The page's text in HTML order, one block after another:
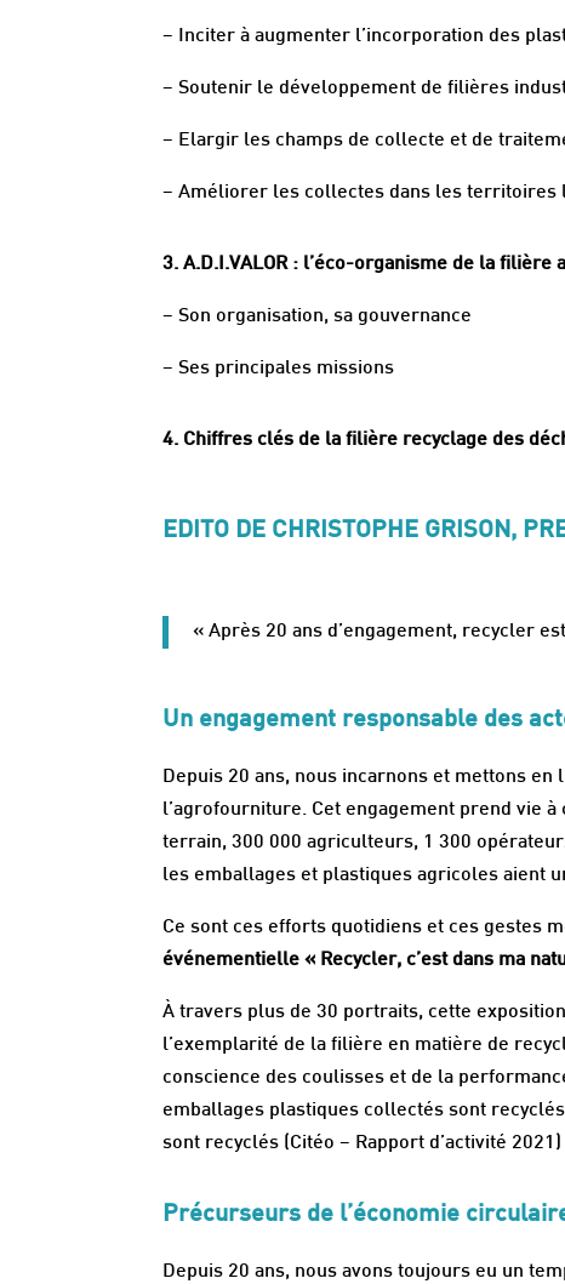
– Inciter à augmenter l’incorporation des
– Soutenir le développement de filières
– Elargir les champs de collecte et de
– Améliorer les collectes dans les territoires
3. A.D.I.VALOR : l’éco-organisme de la filière
– Son organisation, sa gouvernance
– Ses principales missions
4. Chiffres clés de la filière recyclage des
EDITO DE CHRISTOPHE GRISON,
« Après 20 ans d’engagement, recycler
Un engagement responsable des
Depuis 20 ans, nous incarnons et mettons
l’agrofourniture. Cet engagement prend vie
terrain, 300 000 agriculteurs, 1 300
les emballages et plastiques agricoles aient
Ce sont ces efforts quotidiens et ces gestes
événementielle « Recycler, c’est dans ma
À travers plus de 30 portraits, cette
l’exemplarité de la filière en matière de
conscience des coulisses et de la
emballages plastiques collectés sont
sont recyclés (Citéo – Rapport d’activité 2021)
Précurseurs de l’économie
Depuis 20 ans, nous avons toujours eu un